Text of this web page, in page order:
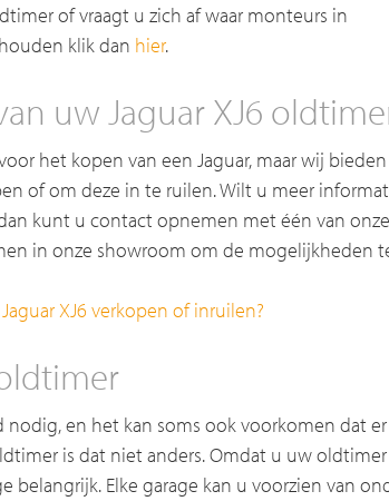
of vraagt u zich af waar monteurs in
klik dan hier.
uw Jaguar XJ6
het kopen van een Jaguar, maar wij
of om deze in te ruilen. Wilt u meer
kunt u contact opnemen met één van
in onze showroom om de mogelijkheden
Jaguar XJ6 verkopen of inruilen?
en het kan soms ook voorkomen dat
is dat niet anders. Omdat u uw
Elke garage kan u voorzien van